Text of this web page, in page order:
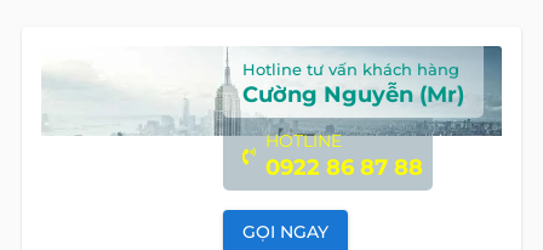
Hotline tư vấn khách hàng
Cường Nguyễn (Mr)
HOTLINE
0922 86 87 88
GỌI NGAY